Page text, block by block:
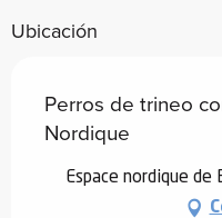
Ubicación
Perros de trineo
Nordique
Espace nordique